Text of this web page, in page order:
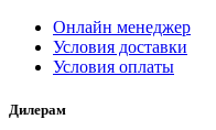
Онлайн менеджер
Условия доставки
Условия оплаты
Дилерам